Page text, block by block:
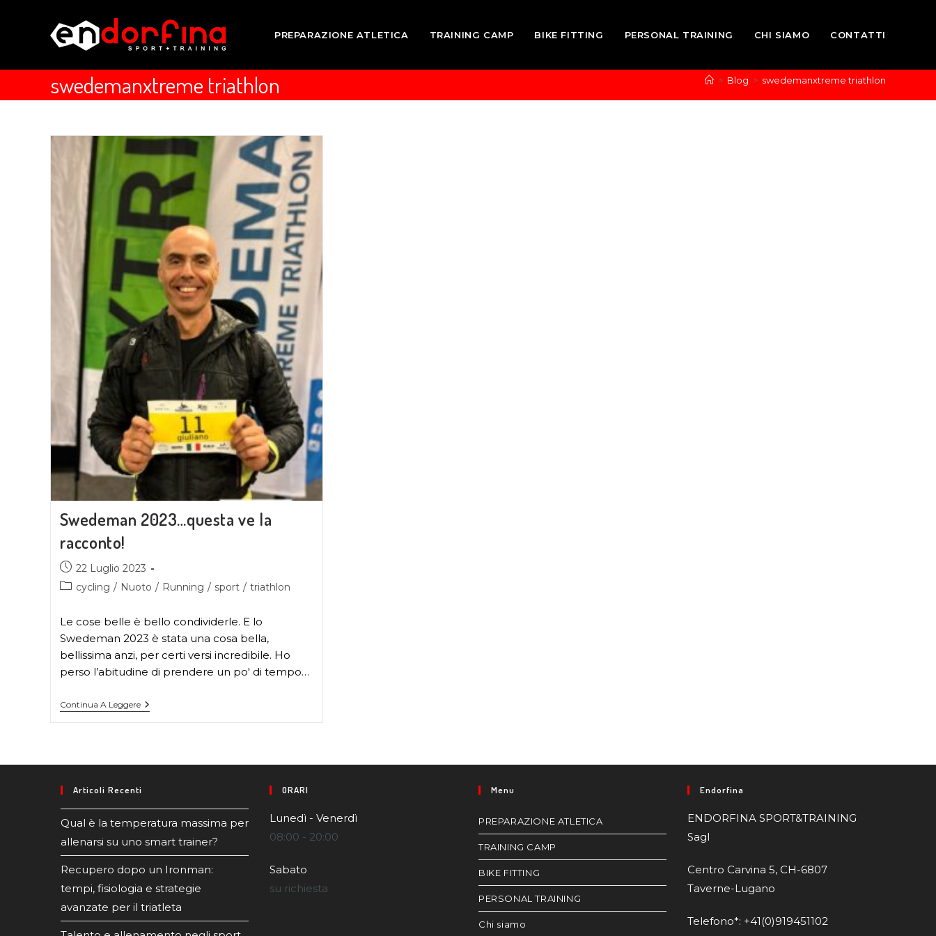
PREPARAZIONE ATLETICA TRAINING CAMP BIKE FITTING PERSONAL TRAINING CHI SIAMO CONTATTI
swedemanxtreme triathlon > Blog > swedemanxtreme triathlon
Swedeman 2023…questa ve la
racconto!
22 Luglio 2023
cycling / Nuoto / Running / sport / triathlon
Le cose belle è bello condividerle. E lo
Swedeman 2023 è stata una cosa bella,
bellissima anzi, per certi versi incredibile. Ho
perso l’abitudine di prendere un po' di tempo…
Continua A Leggere
Articoli Recenti
Qual è la temperatura massima per
allenarsi su uno smart trainer?
Recupero dopo un Ironman:
tempi, fisiologia e strategie
avanzate per il triatleta
ORARI
Lunedì - Venerdì
08:00 - 20:00
Sabato
su richiesta
Menu
PREPARAZIONE ATLETICA
TRAINING CAMP
BIKE FITTING
PERSONAL TRAINING
Chi siamo
Endorfina
ENDORFINA SPORT&TRAINING
Sagl
Centro Carvina 5, CH-6807
Taverne-Lugano
Telefono*: +41(0)919451102